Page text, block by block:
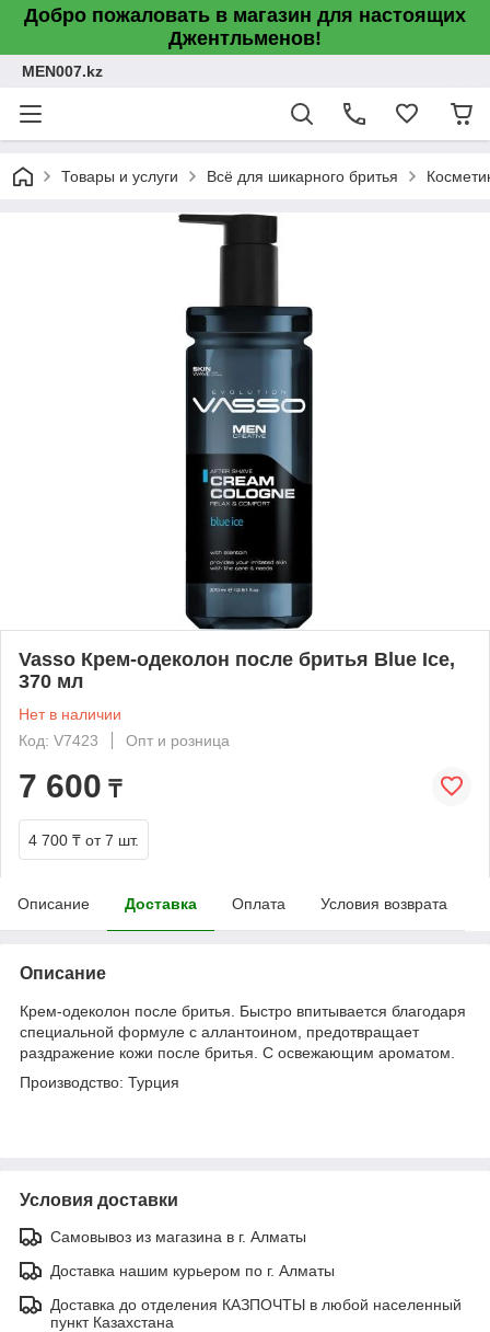
Добро пожаловать в магазин для настоящих
Джентльменов!
MEN007.kz
Товары и услуги Всё для шикарного бритья
Vasso Крем-одеколон после бритья Blue Ice,
370 мл
Нет в наличии
Код: V7423
Опт и розница
7 600 ₸
4 700 ₸ от 7 шт.
Описание Доставка Оплата Условия возврата
Описание
Крем-одеколон после бритья. Быстро впитывается благодаря
специальной формуле с аллантоином, предотвращает
раздражение кожи после бритья. С освежающим ароматом.
Производство: Турция
Условия доставки
Самовывоз из магазина в г. Алматы
Доставка нашим курьером по г. Алматы
Доставка до отделения КАЗПОЧТЫ в любой населенный
пункт Казахстана